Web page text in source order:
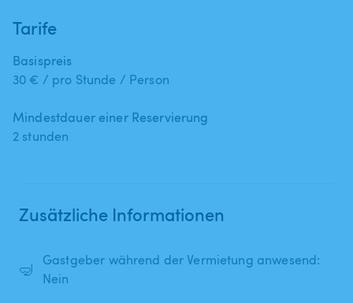
Tarife
Basispreis
30 € / pro Stunde / Person
Mindestdauer einer Reservierung
2 stunden
Zusätzliche Informationen
🤿
Gastgeber während der Vermietung anwesend:
Nein